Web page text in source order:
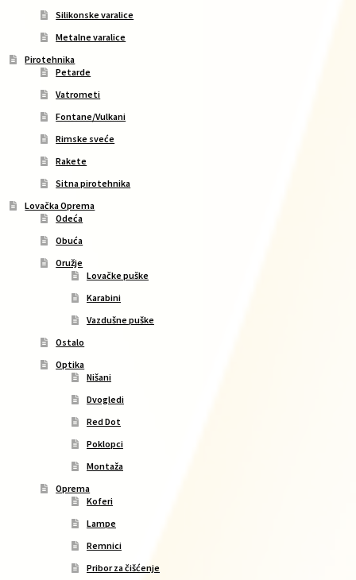
Silikonske varalice
Metalne varalice
Pirotehnika
Petarde
Vatrometi
Fontane/Vulkani
Rimske sveće
Rakete
Sitna pirotehnika
Lovačka Oprema
Odeća
Obuća
Oružje
Lovačke puške
Karabini
Vazdušne puške
Ostalo
Optika
Nišani
Dvogledi
Red Dot
Poklopci
Montaža
Oprema
Koferi
Lampe
Remnici
Pribor za čišćenje